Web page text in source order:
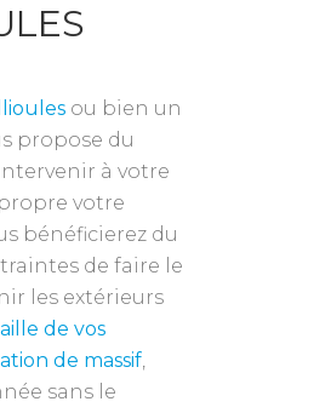
ou bien un
propose du
à votre
votre
bénéficierez du
de faire le
les extérieurs
de vos
de massif,
sans le